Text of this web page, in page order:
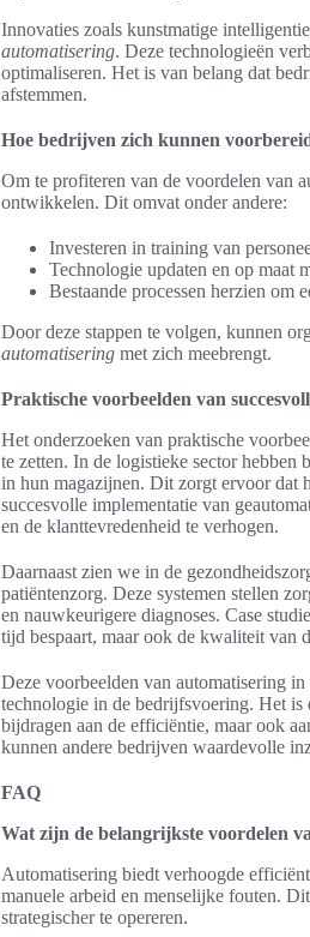
Innovaties zoals kunstmatige
automatisering. Deze technologieën
optimaliseren. Het is van belang dat
afstemmen.
Hoe bedrijven zich kunnen
Om te profiteren van de voordelen van
ontwikkelen. Dit omvat onder andere:
Investeren in training van
Technologie updaten en op maat
Bestaande processen herzien om
Door deze stappen te volgen, kunnen
automatisering met zich meebrengt.
Praktische voorbeelden van
Het onderzoeken van praktische
te zetten. In de logistieke sector
in hun magazijnen. Dit zorgt ervoor dat
succesvolle implementatie van
en de klanttevredenheid te verhogen.
Daarnaast zien we in de
patiëntenzorg. Deze systemen stellen
en nauwkeurigere diagnoses. Case
tijd bespaart, maar ook de kwaliteit van
Deze voorbeelden van automatisering
technologie in de bedrijfsvoering. Het is
bijdragen aan de efficiëntie, maar ook
kunnen andere bedrijven waardevolle
FAQ
Wat zijn de belangrijkste voordelen
Automatisering biedt verhoogde
manuele arbeid en menselijke fouten.
strategischer te opereren.